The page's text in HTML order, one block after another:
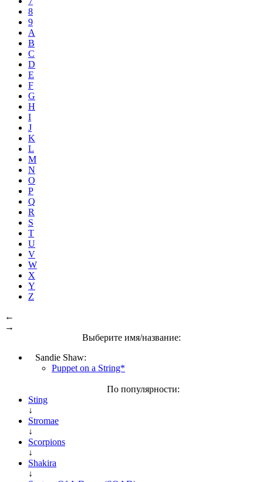
8
9
A
B
C
D
E
F
G
H
I
J
K
L
M
N
O
P
Q
R
S
T
U
V
W
X
Y
Z
←
→
Выберите имя/название:
Sandie Shaw:
Puppet on a String*
По популярности:
Sting
↓
Stromae
↓
Scorpions
↓
Shakira
↓